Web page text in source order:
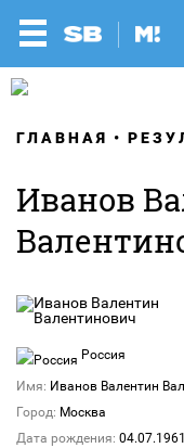
ГЛАВНАЯ
Иванов
Россия
Имя: Иванов Валентин
Город: Москва
Дата рождения: 04.07.1961